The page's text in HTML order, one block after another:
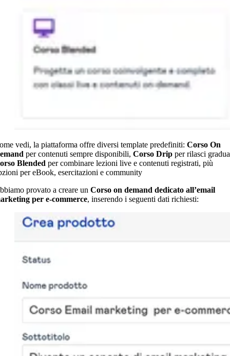
vedi, la piattaforma offre diversi template predefiniti: Corso On
per contenuti sempre disponibili, Corso Drip per rilasci
Blended per combinare lezioni live e contenuti registrati, più
per eBook, esercitazioni e community
provato a creare un Corso on demand dedicato all’email
per e-commerce, inserendo i seguenti dati richiesti: